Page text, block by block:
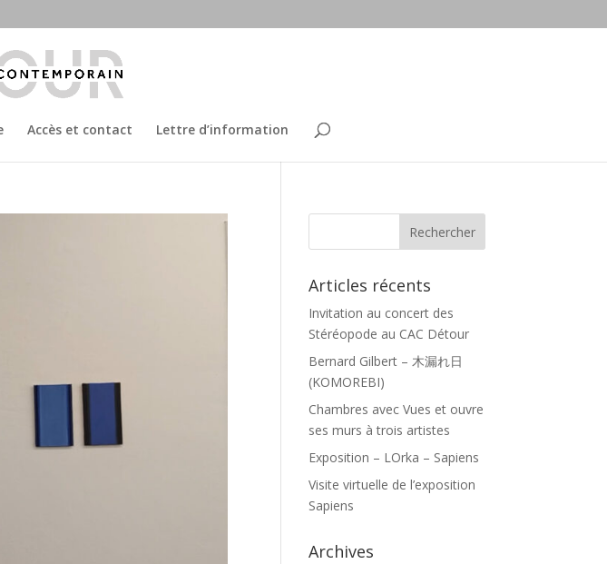
Accès et contact Lettre d’information
Articles récents
Invitation au concert des
Stéréopode au CAC Détour
Bernard Gilbert – 木漏れ日
(KOMOREBI)
Chambres avec Vues et ouvre
ses murs à trois artistes
Exposition – LOrka – Sapiens
Visite virtuelle de l’exposition
Sapiens
Archives